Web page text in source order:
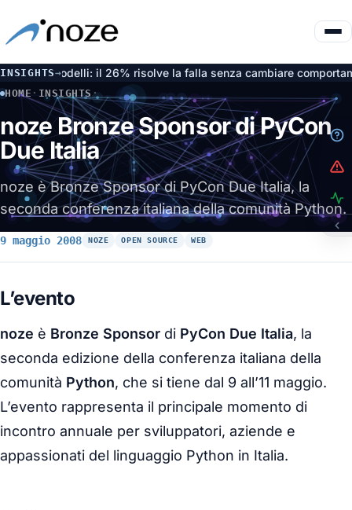
INSIGHTS→
dai modelli: il 26% risolve la falla senza cambiare
HOME · INSIGHTS ·
NOZE BRONZE SPONSOR DI PYCON DUE ITALIA
noze Bronze Sponsor di PyCon
Due Italia
noze è Bronze Sponsor di PyCon Due Italia, la
seconda conferenza italiana della comunità Python.
9 maggio 2008 NOZE OPEN SOURCE WEB
L’evento
noze è Bronze Sponsor di PyCon Due Italia, la
seconda edizione della conferenza italiana della
comunità Python, che si tiene dal 9 all’11 maggio.
L’evento rappresenta il principale momento di
incontro annuale per sviluppatori, aziende e
appassionati del linguaggio Python in Italia.